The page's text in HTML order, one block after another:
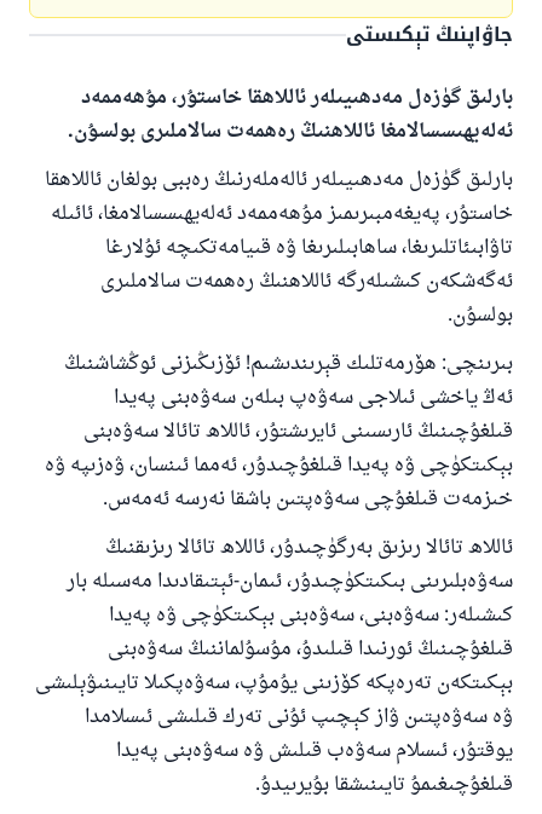
جاۋاپنىڭ تېكىستى
بارلىق گۈزەل مەدھىيىلەر ئاللاھقا خاستۇر، مۇھەممەد
ئەلەيھىسسالامغا ئاللاھنىڭ رەھمەت سالاملىرى بولسۇن.
بارلىق گۈزەل مەدھىيىلەر ئالەملەرنىڭ رەببى بولغان ئاللاھقا
خاستۇر، پەيغەمبىرىمىز مۇھەممەد ئەلەيھىسسالامغا، ئائىلە
تاۋابىئاتلىرىغا، ساھابىلىرىغا ۋە قىيامەتكىچە ئۇلارغا
ئەگەشكەن كىشىلەرگە ئاللاھنىڭ رەھمەت سالاملىرى
بولسۇن.
بىرىنچى: ھۆرمەتلىك قېرىندىشىم! ئۆزىڭىزنى ئوڭشاشنىڭ
ئەڭ ياخشى ئىلاجى سەۋەپ بىلەن سەۋەبنى پەيدا
قىلغۇچىنىڭ ئارىسىنى ئايرىشتۇر، ئاللاھ تائالا سەۋەبنى
بېكىتكۈچى ۋە پەيدا قىلغۇچىدۇر، ئەمما ئىنسان، ۋەزىپە ۋە
خىزمەت قىلغۇچى سەۋەپتىن باشقا نەرسە ئەمەس.
ئاللاھ تائالا رىزىق بەرگۈچىدۇر، ئاللاھ تائالا رىزىقنىڭ
سەۋەبلىرىنى بىكىتكۈچىدۇر، ئىمان-ئېتىقادىدا مەسىلە بار
كىشىلەر: سەۋەبنى، سەۋەبنى بېكىتكۈچى ۋە پەيدا
قىلغۇچىنىڭ ئورنىدا قىلىدۇ، مۇسۇلماننىڭ سەۋەبنى
بېكىتكەن تەرەپكە كۆزىنى يۇمۇپ، سەۋەپكىلا تايىنىۋېلىشى
ۋە سەۋەپتىن ۋاز كېچىپ ئۇنى تەرك قىلىشى ئىسلامدا
يوقتۇر، ئىسلام سەۋەب قىلىش ۋە سەۋەبنى پەيدا
قىلغۇچىغىمۇ تايىنىشقا بۇيرىيدۇ.